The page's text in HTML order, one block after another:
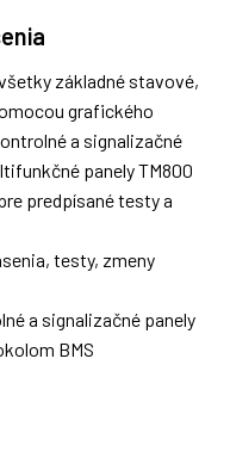
základné stavové,
grafického
a signalizačné
panely TM800
predpísané testy a
testy, zmeny
a signalizačné panely
BMS